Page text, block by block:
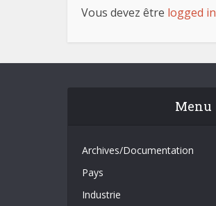
Vous devez être logged in
Menu
Archives/Documentation
Pays
Industrie